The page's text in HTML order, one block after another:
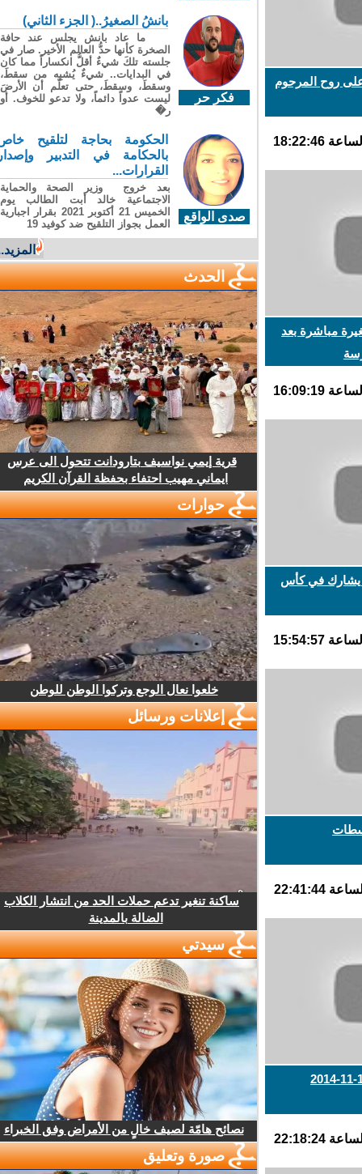
روح المرحوم
مباشرة بعد
في كأس
فكر حر
بانشُ الصغيرُ..( الجزء الثاني)
ما عاد بانش يجلس عند حافة
الصخرة كأنها حدُّ العالم الأخير. صار في
جلسته تلكَ شيءٌ أقلُّ انكساراً مما كان
في البدايات.. شيءٌ يُشبِه من سقطَ،
وسقطَ، وسقطَ، حتى تعلّم أن الأرضَ
ليست عدواً دائماً، ولا تدعو للخوف. أو
ر�
صدى الواقع
الحكومة بحاجة لتلقيح خاص
بالحكامة في التدبير وإصدار
القرارات...
بعد خروج وزير الصحة والحماية
الاجتماعية خالد أبت الطالب يوم
الخميس 21 أكتوبر 2021 بقرار اجبارية
العمل بجواز التلقيح ضد كوفيد 19
المزيد...
الحدث
قرية إيمي نواسيف بتارودانت تتحول الى عرس
ايماني مهيب احتفاء بحفظة القرآن الكريم
حوارات
خلعوا نعال الوجع وتركوا الوطن للوطن
إعلانات ورسائل
ساكنة تنغير تدعم حملات الحد من انتشار الكلاب
الضالة بالمدينة
سيدتي
نصائح هامّة لصيف خالٍ من الأمراض وفق الخبراء
صورة وتعليق